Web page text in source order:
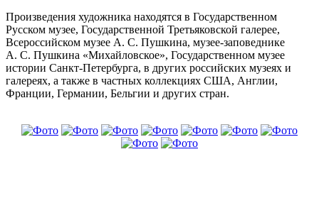
Произведения художника находятся в Государственном
Русском музее, Государственной Третьяковской галерее,
Всероссийском музее А. С. Пушкина, музее-заповеднике
А. С. Пушкина «Михайловское», Государственном музее
истории Санкт-Петербурга, в других российских музеях и
галереях, а также в частных коллекциях США, Англии,
Франции, Германии, Бельгии и других стран.